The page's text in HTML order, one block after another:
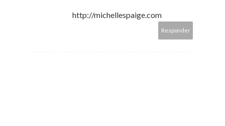
http://michellespaige.com
Responder